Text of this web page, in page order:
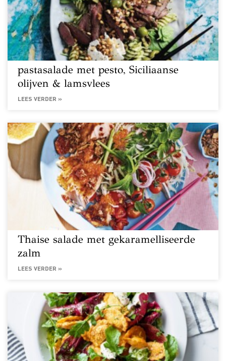
pastasalade met pesto, Siciliaanse
olijven & lamsvlees
LEES VERDER »
Thaise salade met gekaramelliseerde
zalm
LEES VERDER »